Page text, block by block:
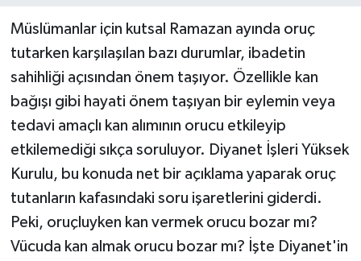
Müslümanlar için kutsal Ramazan ayında oruç
tutarken karşılaşılan bazı durumlar, ibadetin
sahihliği açısından önem taşıyor. Özellikle kan
bağışı gibi hayati önem taşıyan bir eylemin veya
tedavi amaçlı kan alımının orucu etkileyip
etkilemediği sıkça soruluyor. Diyanet İşleri Yüksek
Kurulu, bu konuda net bir açıklama yaparak oruç
tutanların kafasındaki soru işaretlerini giderdi.
Peki, oruçluyken kan vermek orucu bozar mı?
Vücuda kan almak orucu bozar mı? İşte Diyanet'in